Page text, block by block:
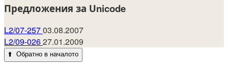
Предложения за Unicode
L2/07-25703.08.2007
L2/09-02627.01.2009
⬆️ Обратно в началото